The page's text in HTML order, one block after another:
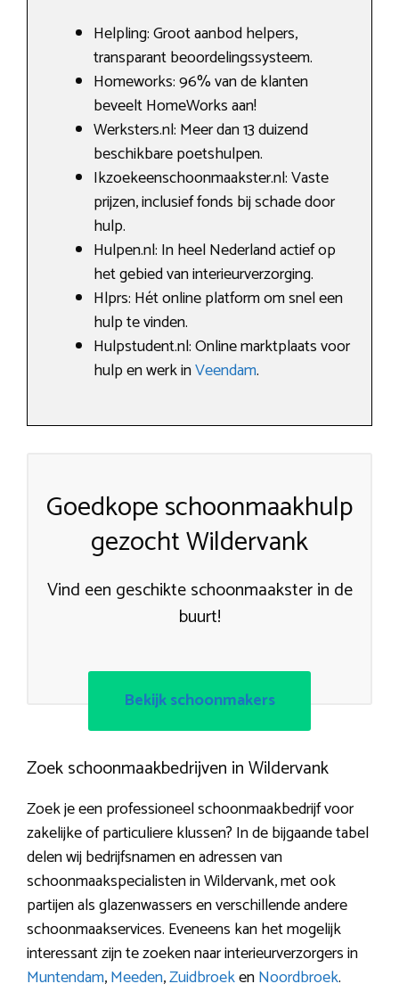
Helpling: Groot aanbod helpers,
transparant beoordelingssysteem.
Homeworks: 96% van de klanten
beveelt HomeWorks aan!
Werksters.nl: Meer dan 13 duizend
beschikbare poetshulpen.
Ikzoekeenschoonmaakster.nl: Vaste
prijzen, inclusief fonds bij schade door
hulp.
Hulpen.nl: In heel Nederland actief op
het gebied van interieurverzorging.
Hlprs: Hét online platform om snel een
hulp te vinden.
Hulpstudent.nl: Online marktplaats voor
hulp en werk inVeendam.
Goedkope schoonmaakhulp
gezocht Wildervank
Vind een geschikte schoonmaakster in de
buurt!
Bekijk schoonmakers
Zoek schoonmaakbedrijven in Wildervank
Zoek je een professioneel schoonmaakbedrijf voor
zakelijke of particuliere klussen? In de bijgaande tabel
delen wij bedrijfsnamen en adressen van
schoonmaakspecialisten in Wildervank, met ook
partijen als glazenwassers en verschillende andere
schoonmaakservices. Eveneens kan het mogelijk
interessant zijn te zoeken naar interieurverzorgers in
Muntendam,Meeden,ZuidbroekenNoordbroek.